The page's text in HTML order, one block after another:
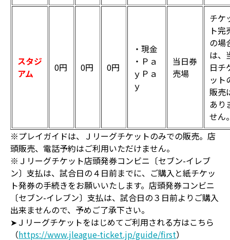
スタジ
アム
0円 0円 0円
・現金
・Ｐａ
ｙＰａ
ｙ
当日券
売場
チケ
ト完
の場
は、
日チ
ット
販売
あり
せん
※プレイガイドは、Ｊリーグチケットのみでの販売。店
頭販売、電話予約はご利用いただけません。
※Ｊリーグチケット店頭発券コンビニ〔セブン-イレブ
ン〕支払は、試合日の４日前までに、ご購入と紙チケッ
ト発券の手続きをお願いいたします。店頭発券コンビニ
〔セブン-イレブン〕支払は、試合日の３日前よりご購入
出来ませんので、予めご了承下さい。
➤Ｊリーグチケットをはじめてご利用される方はこちら
（https://www.jleague-ticket.jp/guide/first）